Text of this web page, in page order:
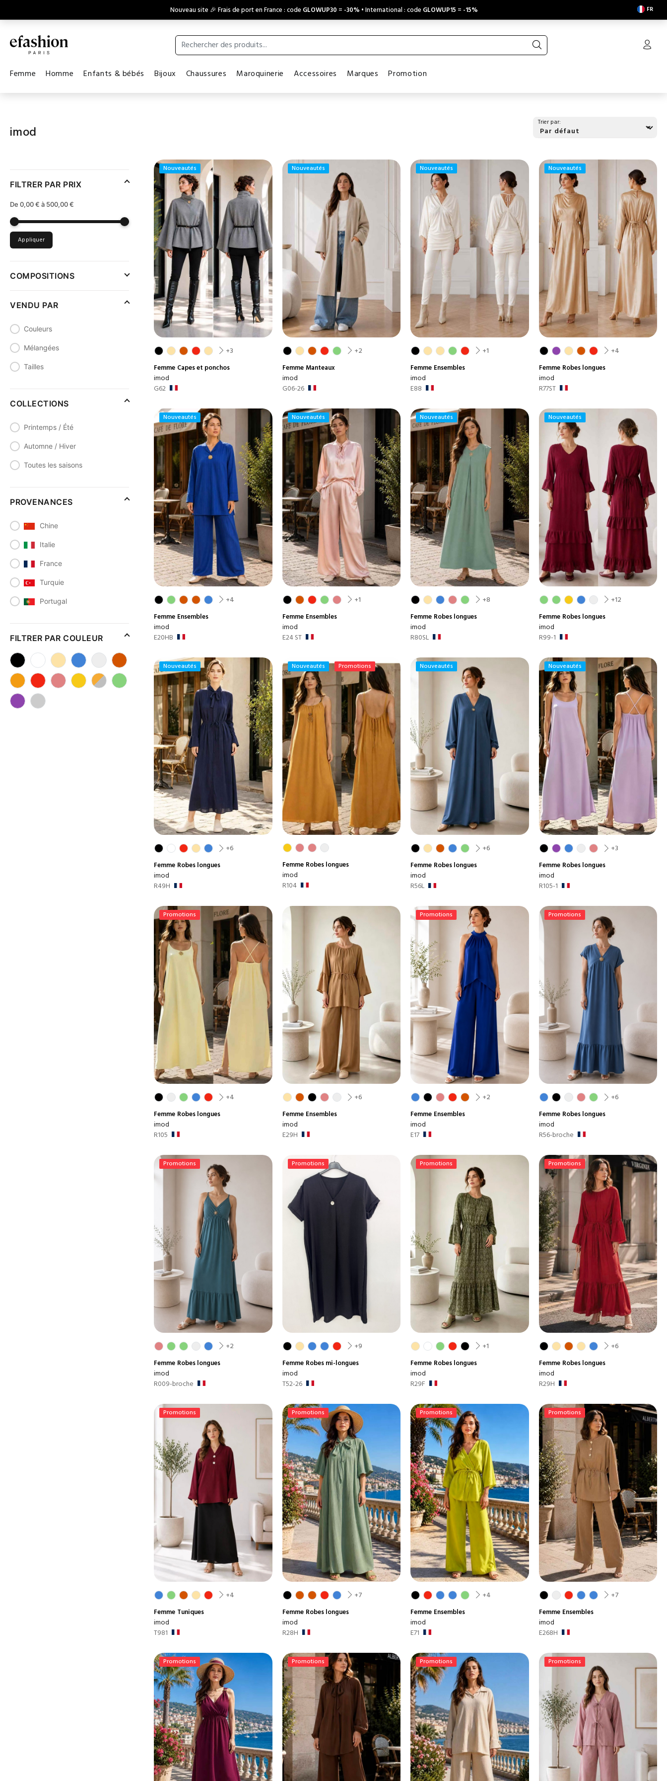
Nouveau site 🎉 Frais de port en France : code GLOWUP30 = -30% • International : code GLOWUP15 = -15% FR
Femme Homme Enfants & bébés Bijoux Chaussures Maroquinerie Accessoires Marques Promotion
FILTRER PAR PRIX
De 0,00 € à 500,00 €
Appliquer
COMPOSITIONS
VENDU PAR
Couleurs
Mélangées
Tailles
COLLECTIONS
Printemps / Été
Automne / Hiver
Toutes les saisons
PROVENANCES
Chine
Italie
France
Turquie
Portugal
FILTRER PAR COULEUR
imod
Trier par:
Nouveautés
+3
Femme Capes et ponchos
imod
G62
Nouveautés
+2
Femme Manteaux
imod
G06-26
Nouveautés
+1
Femme Ensembles
imod
E88
Nouveautés
+4
Femme Robes longues
imod
R77ST
Nouveautés
+4
Femme Ensembles
imod
E20HB
Nouveautés
+1
Femme Ensembles
imod
E24 ST
Nouveautés
+8
Femme Robes longues
imod
R80SL
Nouveautés
+12
Femme Robes longues
imod
R99-1
Nouveautés
+6
Femme Robes longues
imod
R49H
Nouveautés Promotions
Femme Robes longues
imod
R104
Nouveautés
+6
Femme Robes longues
imod
R56L
Nouveautés
+3
Femme Robes longues
imod
R105-1
Promotions
+4
Femme Robes longues
imod
R105
+6
Femme Ensembles
imod
E29H
Promotions
+2
Femme Ensembles
imod
E17
Promotions
+6
Femme Robes longues
imod
R56-broche
Promotions
+2
Femme Robes longues
imod
R009-broche
Promotions
+9
Femme Robes mi-longues
imod
T52-26
Promotions
+1
Femme Robes longues
imod
R29F
Promotions
+6
Femme Robes longues
imod
R29H
Promotions
+4
Femme Tuniques
imod
T981
Promotions
+7
Femme Robes longues
imod
R28H
Promotions
+4
Femme Ensembles
imod
E71
Promotions
+7
Femme Ensembles
imod
E268H
Promotions Promotions Promotions Promotions